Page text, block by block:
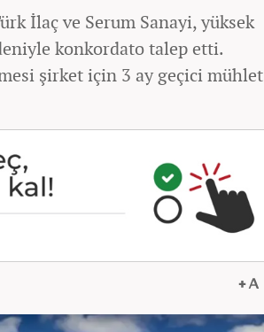
İlaç ve Serum Sanayi, yüksek
konkordato talep etti.
şirket için 3 ay geçici mühlet